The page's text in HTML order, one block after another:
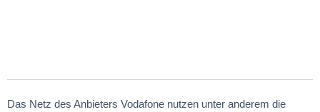
Das Netz des Anbieters Vodafone nutzen unter anderem die